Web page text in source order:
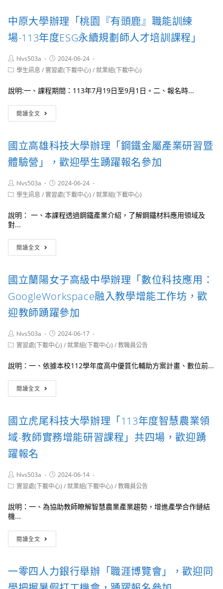
迎
踴
躍
名
己
老
活
動，
迎
踴
躍
科
技
大
辦
理
化
生
能
培
育-
環
經
小
學
歡
中原大學辦理「桃園『有頭鹿』職能訓練
場-113年度ESG永續規劃師人才培訓課程」
Post
author:
hlvs503a
Post
published:
2024-06-24
Post學生訊息 / 實習處(下載中心) /就業組(下載中心)
說明:一、課程期間：113年7月19日至9月1日。二、報名時...
閱讀全文
原
辦
理
「桃
『有
頭
職
練
ESG
續
規
劃
人
才
訓
程」
國立高雄科技大學辦理「鋼鐵金屬產業研習暨
體驗營」，歡迎學生踴躍報名參加
Post
author:
hlvs503a
Post
published:
2024-06-24
Post學生訊息 / 實習處(下載中心) /就業組(下載中心)
說明： 一、本課程透過鋼鐵產業介紹，了解鋼鐵材料應用領域及
對...
閱讀全文
立
科
技
大
學
辦
「鋼
鐵
屬
研
暨
體
驗
營」，
學
生
踴
報
國立蘭陽女子高級中學辦理「數位科技應用：
GoogleWorkspace融入教學增能工作坊，歡
迎教師踴躍參加
Post
author:
hlvs503a
Post
published:
2024-06-17
Post實習處(下載中心) /就業組(下載中心) /教職員公告
說明：一、依據本校112學年度高中優質化輔助方案計畫、數位前...
閱讀全文
立
女
子
高
辦
理
位
用：
融
入
教
國立虎尾科技大學辦理「113年度智慧農業領
域-教師實務增能研習課程」共四場，歡迎踴
躍報名
Post
author:
hlvs503a
Post
published:
2024-06-14
Post實習處(下載中心) /就業組(下載中心) /教職員公告
說明：一、為協助教師瞭解智慧農業產業趨勢，增進產學合作鏈結
機...
閱讀全文
立
科
技
一零四人力銀行舉辦「職涯博覽會」，歡迎同